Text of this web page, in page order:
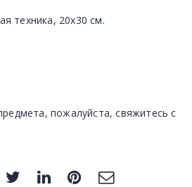
техника, 20х30 см.
пожалуйста, свяжитесь с